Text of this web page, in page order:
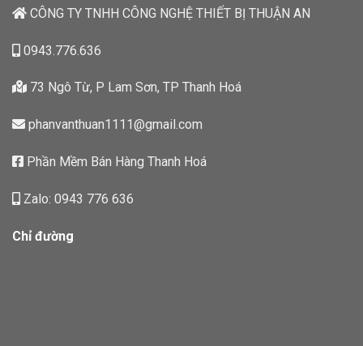
CÔNG TY TNHH CÔNG NGHỆ THIẾT BỊ THUẬN AN
0943.776.636
73 Ngô Từ, P Lam Sơn, TP Thanh Hoá
phanvanthuan1111@gmail.com
Phần Mềm Bán Hàng Thanh Hoá
Zalo: 0943 776 636
Chỉ đường